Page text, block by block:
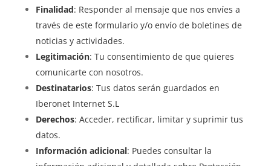
Finalidad: Responder al mensaje que nos envíes a
través de este formulario y/o envío de boletines de
noticias y actividades.
Legitimación: Tu consentimiento de que quieres
comunicarte con nosotros.
Destinatarios: Tus datos serán guardados en
Iberonet Internet S.L
Derechos: Acceder, rectificar, limitar y suprimir tus
datos.
Información adicional: Puedes consultar la